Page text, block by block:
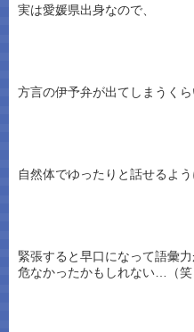
実は愛媛県出身なので、
方言の伊予弁が出てしまうくら
自然体でゆったりと話せるよ
緊張すると早口になって語彙
危なかったかもしれない…（笑